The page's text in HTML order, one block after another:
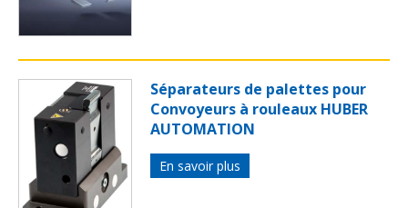
Séparateurs de palettes pour
Convoyeurs à rouleaux HUBER
AUTOMATION
En savoir plus